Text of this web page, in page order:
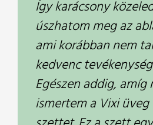
Így karácsony
úszhatom meg az
ami korábban nem
kedvenc
Egészen addig, amíg
ismertem a Vixi